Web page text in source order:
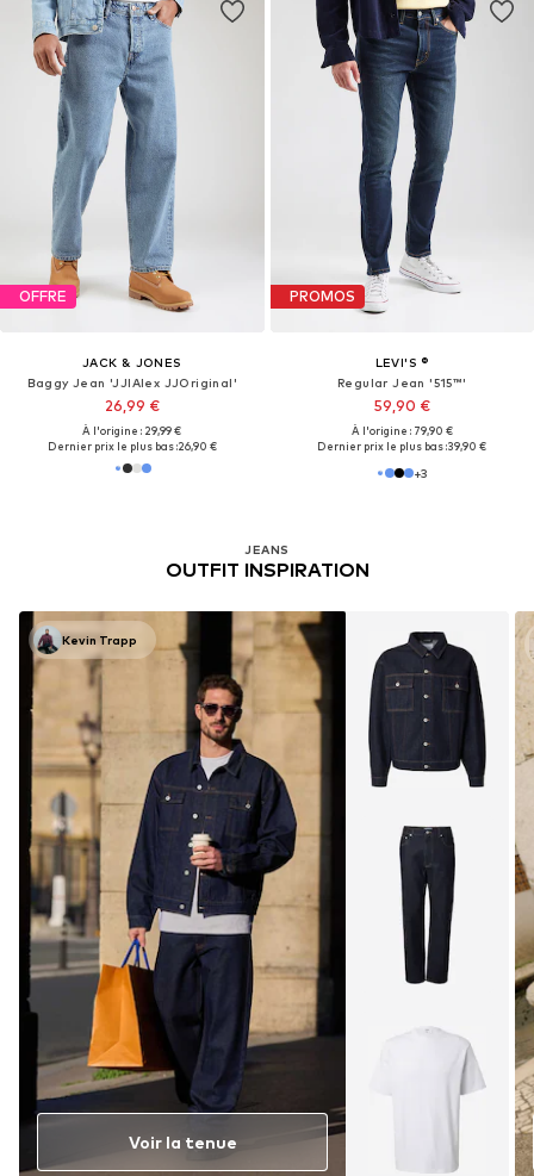
OFFRE
JACK & JONES
Baggy Jean 'JJIAlex JJOriginal'
26,99 €
À l'origine : 29,99 €
Dernier prix le plus bas :26,90 €
PROMOS
LEVI'S ®
Regular Jean '515™'
59,90 €
À l'origine : 79,90 €
Dernier prix le plus bas :39,90 €
+3
JEANS
OUTFIT INSPIRATION
Kevin Trapp
Voir la tenue